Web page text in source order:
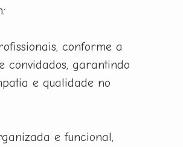
conforme a
convidados, garantindo
e qualidade no
e funcional,